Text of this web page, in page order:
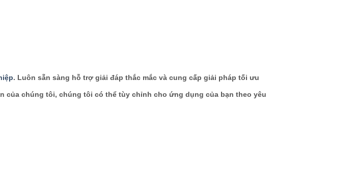
. Luôn sẵn sàng hỗ trợ giải đáp thắc mắc và cung cấp giải pháp tối ưu
của chúng tôi, chúng tôi có thể tùy chỉnh cho ứng dụng của bạn theo yêu